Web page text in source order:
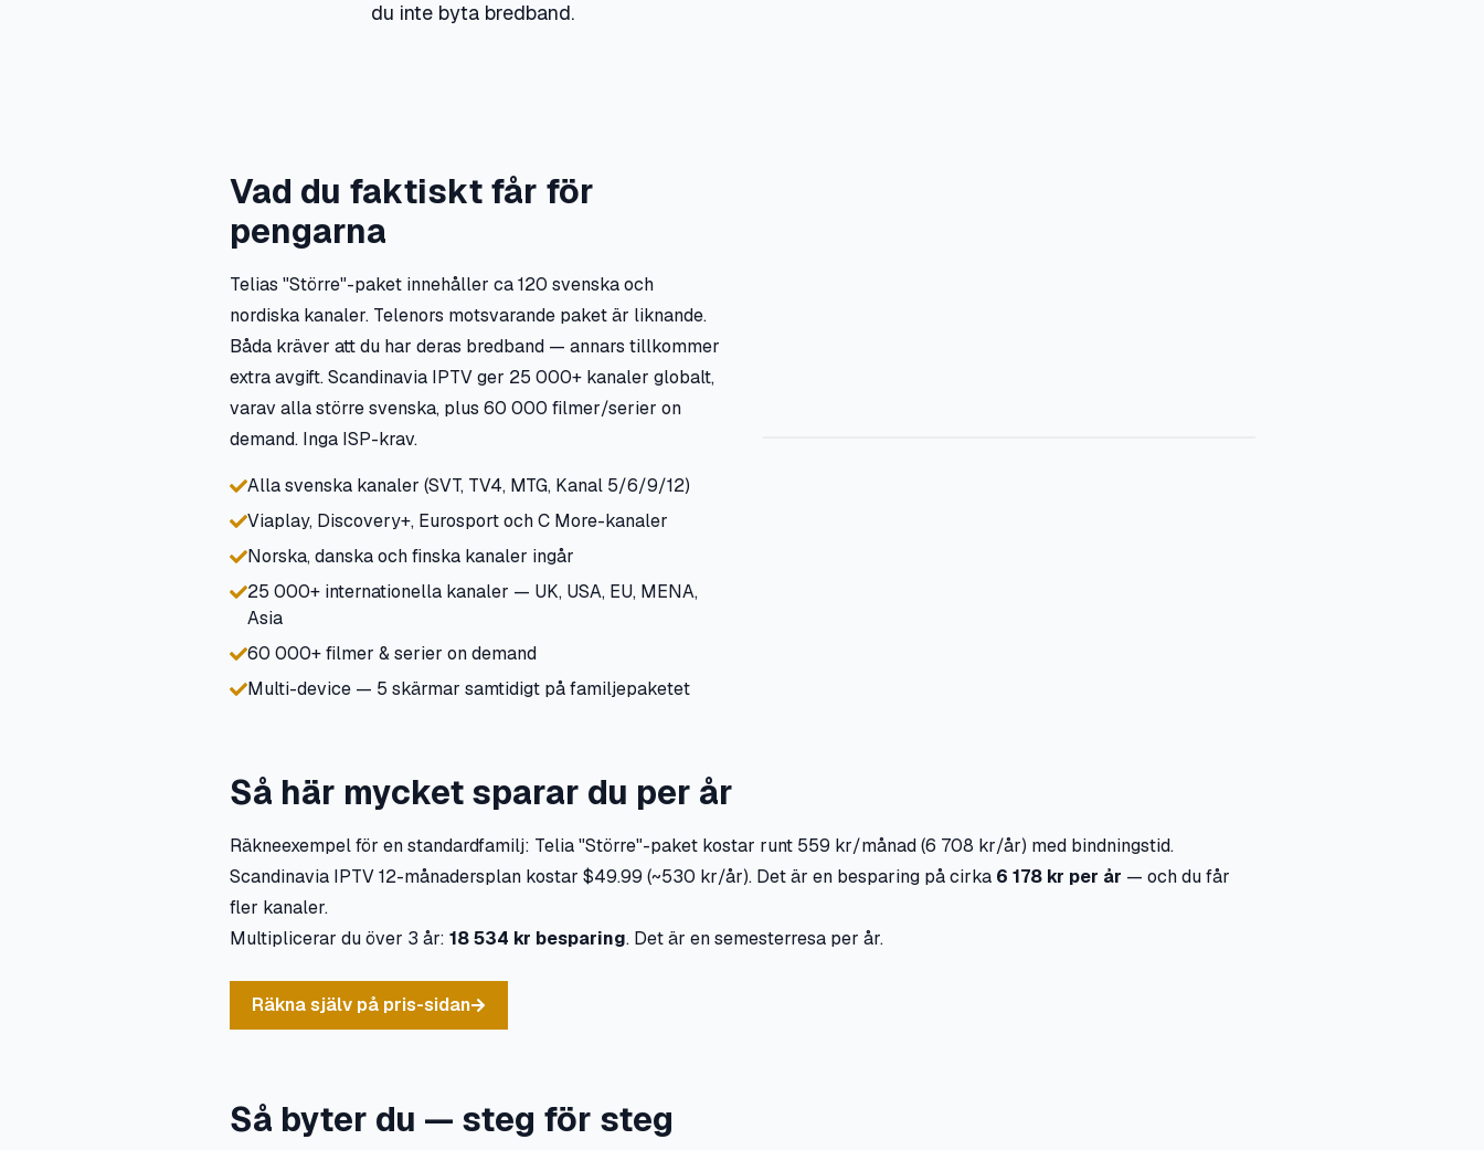
du inte byta bredband.
Vad du faktiskt får för
pengarna
Telias "Större"-paket innehåller ca 120 svenska och
nordiska kanaler. Telenors motsvarande paket är liknande.
Båda kräver att du har deras bredband — annars tillkommer
extra avgift. Scandinavia IPTV ger 25 000+ kanaler globalt,
varav alla större svenska, plus 60 000 filmer/serier on
demand. Inga ISP-krav.
Alla svenska kanaler (SVT, TV4, MTG, Kanal 5/6/9/12)
Viaplay, Discovery+, Eurosport och C More-kanaler
Norska, danska och finska kanaler ingår
25 000+ internationella kanaler — UK, USA, EU, MENA,
Asia
60 000+ filmer & serier on demand
Multi-device — 5 skärmar samtidigt på familjepaketet
Så här mycket sparar du per år
Räkneexempel för en standardfamilj: Telia "Större"-paket kostar runt 559 kr/månad (6 708 kr/år) med bindningstid.
Scandinavia IPTV 12-månadersplan kostar $49.99 (~530 kr/år). Det är en besparing på cirka 6 178 kr per år — och du får
fler kanaler.
Multiplicerar du över 3 år: 18 534 kr besparing. Det är en semesterresa per år.
Räkna själv på pris-sidan
Så byter du — steg för steg